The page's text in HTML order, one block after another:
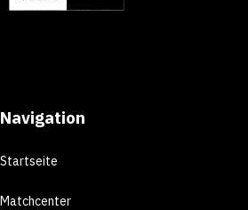
Navigation
Startseite
Matchcenter